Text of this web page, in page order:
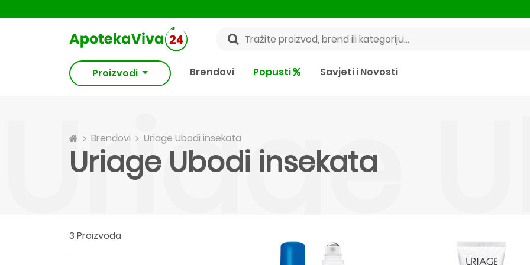
Proizvodi Brendovi Popusti Savjeti i Novosti
Brendovi Uriage Ubodi insekata
Uriage Ubodi insekata
Uriage
3 Proizvoda